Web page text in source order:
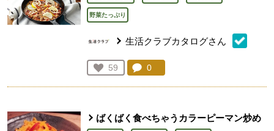
野菜たっぷり
生活クラブカタログさん
お気に入り登録：
59
人が登録
コメント：
0
ばくばく食べちゃうカラーピーマン炒め